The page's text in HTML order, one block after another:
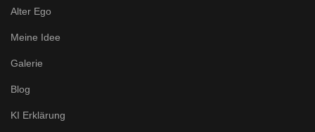
Alter Ego
Meine Idee
Galerie
Blog
KI Erklärung